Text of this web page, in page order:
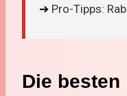
➔ Pro-Tipps:
Die besten